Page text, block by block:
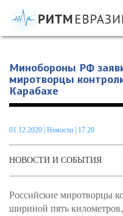
Информационно-аналитическое
проблемам интеграции на
Минобороны РФ
миротворцы
Карабахе
01.12.2020 Новости | 17.20
НОВОСТИ И СОБЫТИЯ
Российские миротворцы
шириной пять